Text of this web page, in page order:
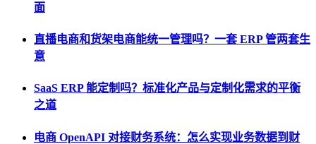
面
直播电商和货架电商能统一管理吗？一套 ERP 管两套生
意
SaaS ERP 能定制吗？标准化产品与定制化需求的平衡
之道
电商 OpenAPI 对接财务系统：怎么实现业务数据到财